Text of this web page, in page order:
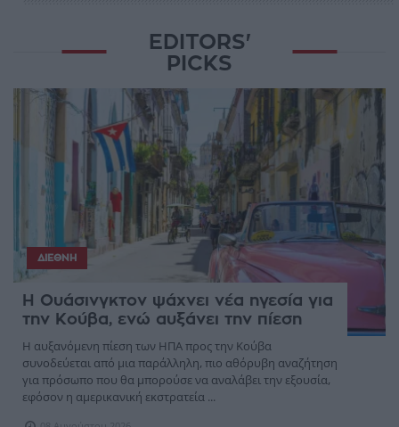
EDITORS'
PICKS
Η Ουάσινγκτον ψάχνει νέα ηγεσία για
την Κούβα, ενώ αυξάνει την πίεση
Η αυξανόμενη πίεση των ΗΠΑ προς την Κούβα
συνοδεύεται από μια παράλληλη, πιο αθόρυβη αναζήτηση
για πρόσωπο που θα μπορούσε να αναλάβει την εξουσία,
εφόσον η αμερικανική εκστρατεία ...